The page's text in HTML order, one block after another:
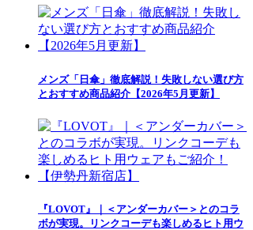
メンズ「日傘」徹底解説！失敗しない選び方
とおすすめ商品紹介【2026年5月更新】
『LOVOT』｜＜アンダーカバー＞とのコラ
ボが実現。リンクコーデも楽しめるヒト用ウ